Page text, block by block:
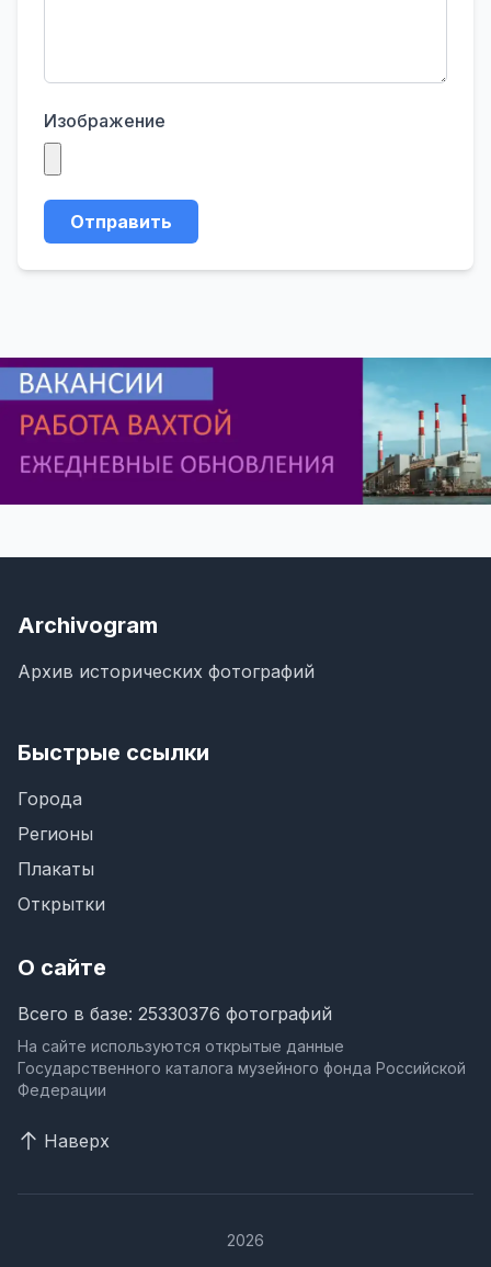
Изображение
Отправить
Archivogram
Архив исторических фотографий
Быстрые ссылки
Города
Регионы
Плакаты
Открытки
О сайте
Всего в базе: 25330376 фотографий
На сайте используются открытые данные
Государственного каталога музейного фонда Российской
Федерации
Наверх
2026